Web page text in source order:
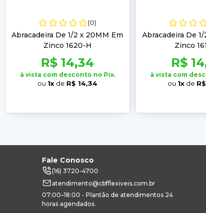
(0)
Abracadeira De 1/2 x 20MM Em
Zinco 1620-H
R$ 14,34
à vista com desconto no Pix.
ou 1x de R$ 14,34
Abracadeira De
Zinco
R$
à vista com
ou 1x de
Fale Conosco
(16) 3720-4700
atendimento@cbfflexiveis.com.br
07:00–18:00 - Plantão de atendimentos 24
horas agendados.